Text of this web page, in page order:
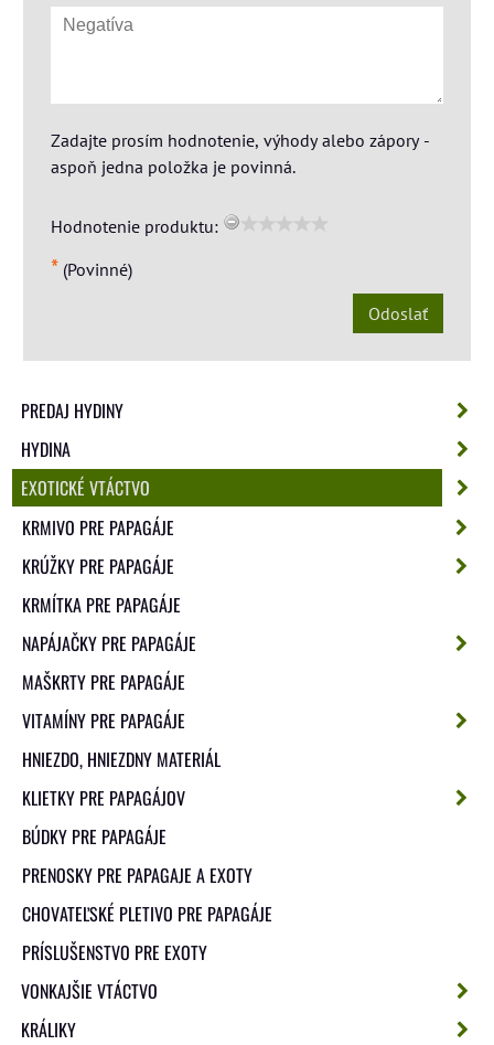
Zadajte prosím hodnotenie, výhody alebo zápory -
aspoň jedna položka je povinná.
Hodnotenie produktu:
* (Povinné)
Odoslať
PREDAJ HYDINY
HYDINA
EXOTICKÉ VTÁCTVO
KRMIVO PRE PAPAGÁJE
KRÚŽKY PRE PAPAGÁJE
KRMÍTKA PRE PAPAGÁJE
NAPÁJAČKY PRE PAPAGÁJE
MAŠKRTY PRE PAPAGÁJE
VITAMÍNY PRE PAPAGÁJE
HNIEZDO, HNIEZDNY MATERIÁL
KLIETKY PRE PAPAGÁJOV
BÚDKY PRE PAPAGÁJE
PRENOSKY PRE PAPAGAJE A EXOTY
CHOVATEĽSKÉ PLETIVO PRE PAPAGÁJE
PRÍSLUŠENSTVO PRE EXOTY
VONKAJŠIE VTÁCTVO
KRÁLIKY